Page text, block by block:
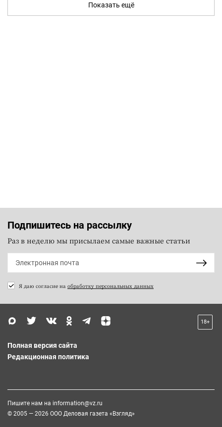
Показать ещё
Подпишитесь на рассылку
Раз в неделю мы присылаем самые важные статьи
Я даю согласие на обработку персональных данных
18+
Полная версия сайта
Редакционная политика
Пишите нам на information@vz.ru
© 2005 — 2026 ООО Деловая газета «Взгляд»